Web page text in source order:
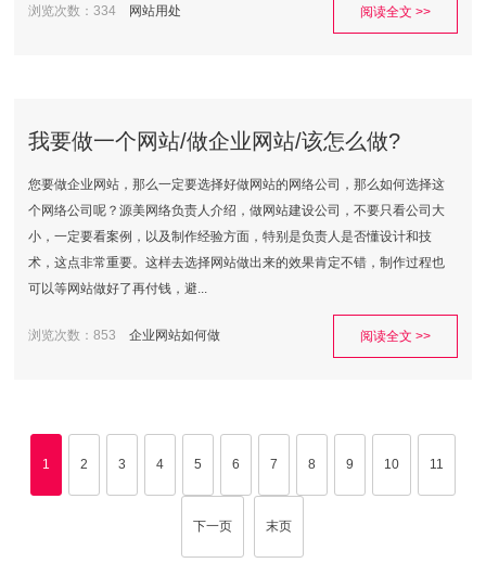
阅读全文 >>
浏览次数：334 网站用处
我要做一个网站/做企业网站/该怎么做?
您要做企业网站，那么一定要选择好做网站的网络公司，那么如何选择这
个网络公司呢？源美网络负责人介绍，做网站建设公司，不要只看公司大
小，一定要看案例，以及制作经验方面，特别是负责人是否懂设计和技
术，这点非常重要。这样去选择网站做出来的效果肯定不错，制作过程也
可以等网站做好了再付钱，避...
阅读全文 >>
浏览次数：853企业网站如何做
1 2 3 4 5 6 7 8 9 10 11
下一页 末页